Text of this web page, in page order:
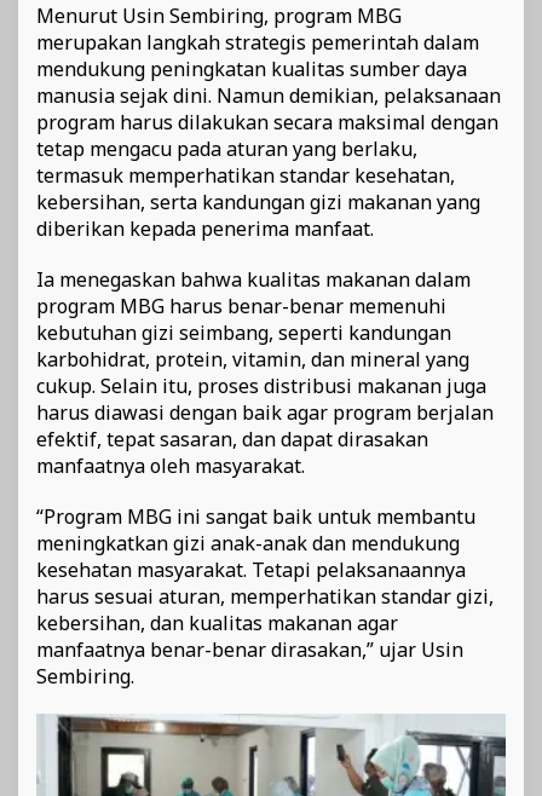
Menurut Usin Sembiring, program MBG
merupakan langkah strategis pemerintah dalam
mendukung peningkatan kualitas sumber daya
manusia sejak dini. Namun demikian, pelaksanaan
program harus dilakukan secara maksimal dengan
tetap mengacu pada aturan yang berlaku,
termasuk memperhatikan standar kesehatan,
kebersihan, serta kandungan gizi makanan yang
diberikan kepada penerima manfaat.
Ia menegaskan bahwa kualitas makanan dalam
program MBG harus benar-benar memenuhi
kebutuhan gizi seimbang, seperti kandungan
karbohidrat, protein, vitamin, dan mineral yang
cukup. Selain itu, proses distribusi makanan juga
harus diawasi dengan baik agar program berjalan
efektif, tepat sasaran, dan dapat dirasakan
manfaatnya oleh masyarakat.
“Program MBG ini sangat baik untuk membantu
meningkatkan gizi anak-anak dan mendukung
kesehatan masyarakat. Tetapi pelaksanaannya
harus sesuai aturan, memperhatikan standar gizi,
kebersihan, dan kualitas makanan agar
manfaatnya benar-benar dirasakan,” ujar Usin
Sembiring.